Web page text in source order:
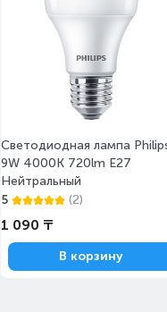
Светодиодная лампа
9W 4000K 720lm E27
Нейтральный
5
(2)
1 090 ₸
В корзину